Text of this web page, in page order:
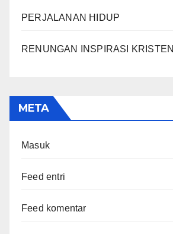
PERJALANAN HIDUP
RENUNGAN INSPIRASI KRISTEN
META
Masuk
Feed entri
Feed komentar